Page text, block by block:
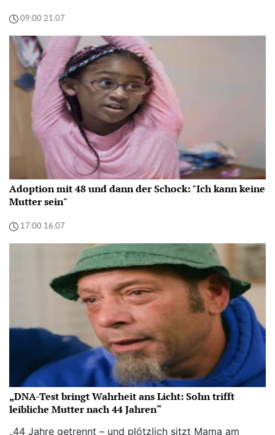
09:00 21.07
Adoption mit 48 und dann der Schock: "Ich kann keine
Mutter sein"
17:00 16.07
„DNA-Test bringt Wahrheit ans Licht: Sohn trifft
leibliche Mutter nach 44 Jahren“
„44 Jahre getrennt – und plötzlich sitzt Mama am